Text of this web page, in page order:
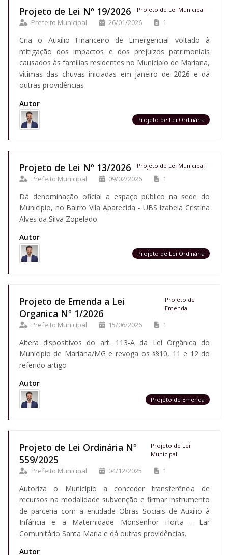
Projeto de Lei Nº 19/2026 Projeto de Lei Municipal
Prefeito Municipal 26/01/2026 1
Cria o Auxílio Financeiro de Emergencial voltado à
mitigação dos impactos e dos prejuízos patrimoniais
causados às famílias residentes no Município de Mariana,
vítimas das chuvas iniciadas em janeiro de 2026 e dá
outras providências
Autor
Projeto de Lei Ordinária
Projeto de Lei Nº 13/2026 Projeto de Lei Municipal
Prefeito Municipal 09/02/2026 1
Dá denominação oficial a espaço público na sede do
Município, no Bairro Vila Aparecida - UBS Izabela Cristina
Alves da Silva Zopelado
Autor
Projeto de Lei Ordinária
Projeto de Emenda a Lei
Organica Nº 1/2026
Projeto de
Emenda
Prefeito Municipal 15/06/2026 1
Altera dispositivos do art. 113-A da Lei Orgânica do
Município de Mariana/MG e revoga os §§10, 11 e 12 do
referido artigo
Autor
Projeto de Emenda
Projeto de Lei Ordinária Nº
559/2025
Projeto de Lei
Municipal
Prefeito Municipal 04/12/2025 1
Autoriza o Município a conceder transferência de
recursos na modalidade subvenção e firmar instrumento
de parceria com a entidade Obras Sociais de Auxílio à
Infância e a Maternidade Monsenhor Horta - Lar
Comunitário Santa Maria e dá outras providências.
Autor